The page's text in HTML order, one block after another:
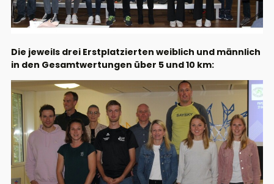
Die jeweils drei Erstplatzierten weiblich und männlich
in den Gesamtwertungen über 5 und 10 km: